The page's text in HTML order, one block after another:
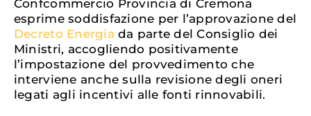
Confcommercio Provincia di Cremona
esprime soddisfazione per l’approvazione del
Decreto Energia da parte del Consiglio dei
Ministri, accogliendo positivamente
l’impostazione del provvedimento che
interviene anche sulla revisione degli oneri
legati agli incentivi alle fonti rinnovabili.